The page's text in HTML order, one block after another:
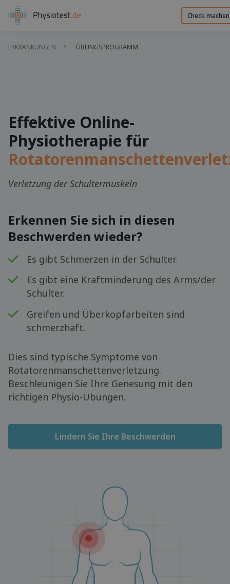
Check machen
ERKRANKUNGEN ÜBUNGSPROGRAMM
Effektive Online-
Physiotherapie für
Verletzung der Schultermuskeln
Erkennen Sie sich in diesen
Beschwerden wieder?
Es gibt Schmerzen in der Schulter.
Es gibt eine Kraftminderung des Arms/der
Schulter.
Greifen und Überkopfarbeiten sind
schmerzhaft.
Dies sind typische Symptome von
Rotatorenmanschettenverletzung.
Beschleunigen Sie Ihre Genesung mit den
richtigen Physio-Übungen.
Lindern Sie Ihre Beschwerden